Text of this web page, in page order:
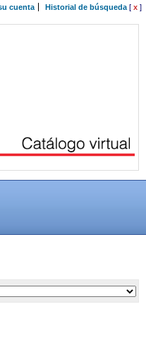
cuenta Historial de búsqueda[ x ]